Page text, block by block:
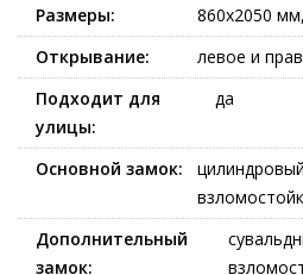
Размеры:
860х2050
Открывание:
левое и
Подходит для
улицы:
да
Основной замок:
Дополнительный
замок: